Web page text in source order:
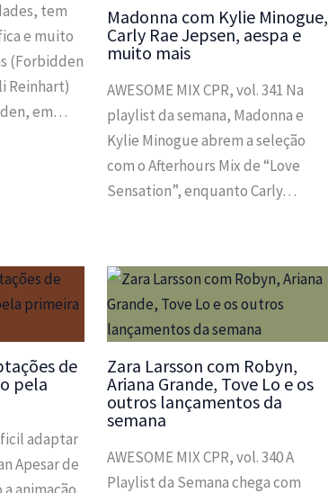
tem
e muito
(Forbidden
Reinhart)
em…
Madonna com Kylie Minogue,
Carly Rae Jepsen, aespa e
muito mais
AWESOME MIX CPR, vol. 341 Na
playlist da semana, Madonna e
Kylie Minogue abrem a seleção
com o Afterhours Mix de “Love
Sensation”, enquanto Carly…
de
pela
adaptar
Apesar de
animação
Zara Larsson com Robyn,
Ariana Grande, Tove Lo e os
outros lançamentos da
semana
AWESOME MIX CPR, vol. 340 A
Playlist da Semana chega com